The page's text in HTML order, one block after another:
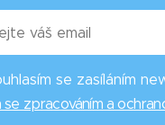
se zasíláním
se zpracováním a